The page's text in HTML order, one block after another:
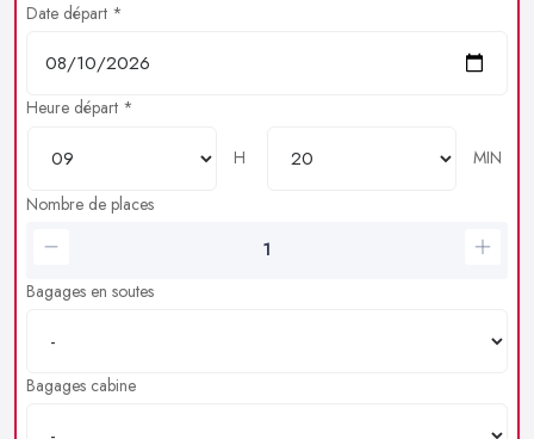
Date départ *
Heure départ *
H
MIN
Nombre de places
Bagages en soutes
Bagages cabine